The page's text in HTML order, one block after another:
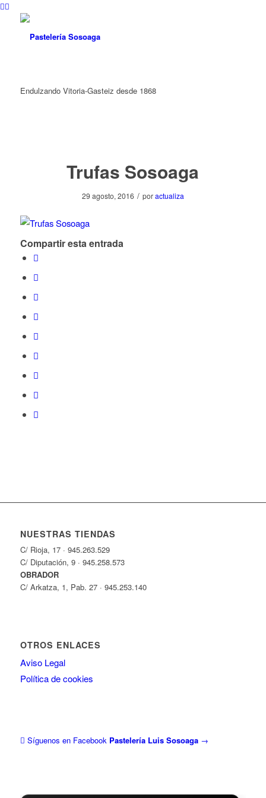
Endulzando Vitoria-Gasteiz desde 1868
Trufas Sosoaga
29 agosto, 2016 / poractualiza
Compartir esta entrada
NUESTRAS TIENDAS
C/ Rioja, 17 · 945.263.529
C/ Diputación, 9 · 945.258.573
OBRADOR
C/ Arkatza, 1, Pab. 27 · 945.253.140
OTROS ENLACES
Aviso Legal
Política de cookies
Síguenos en Facebook Pastelería Luis Sosoaga →